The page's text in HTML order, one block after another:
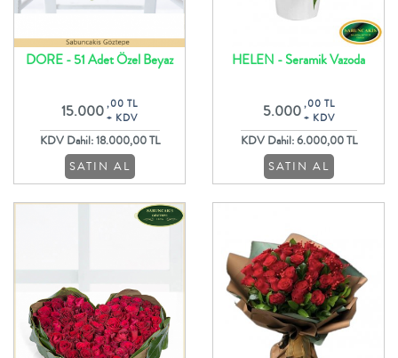
DORE - 51 Adet Özel Beyaz
15.000 ,00 TL
+ KDV
KDV Dahil: 18.000,00 TL
SATIN AL
HELEN - Seramik Vazoda
5.000 ,00 TL
+ KDV
KDV Dahil: 6.000,00 TL
SATIN AL